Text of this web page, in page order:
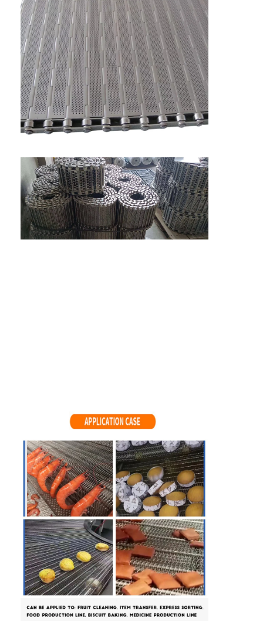
होम
उत्पाद
हमारे बारे में
गुणवत्ता नियंत्रण
हमसे संपर्क करें
समाचार
कन्वेयर चेन प्लेट
सोलर फोटोवोल्टिक मेश बेल्ट
चेन मेष बेल्ट
सर्पिल फ्रीजर बेल्ट
ओवन कन्वेयर बेल्ट